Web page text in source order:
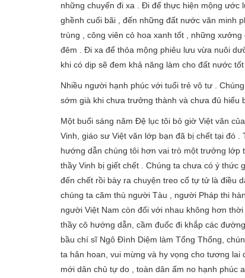
những chuyến đi xa . Đi để thực hiện mộng
ghềnh cuối bãi , đến những đất nước văn minh
trùng , công viên cỏ hoa xanh tốt , những
đêm . Đi xa để thỏa mộng phiêu lưu vừa nuôi
khi có dịp sẽ đem khả năng làm cho đất nước
Nhiều người hạnh phúc với tuổi trẻ vô tư .
sớm già khi chưa trưởng thành và chưa đủ hiểu
Một buổi sáng năm Đệ lục tôi bỏ giờ Việt văn
Vinh, giáo sư Việt văn lớp bạn đã bị chết tại đó
hướng dẫn chúng tôi hơn vai trò một trưởng lớp
thầy Vinh bị giết chết . Chúng ta chưa có ý thức
đến chết rồi bày ra chuyện treo cổ tự tử là điều
chúng ta căm thù người Tàu , người Pháp thi
người Việt Nam còn đối với nhau không hơn
thầy cô hướng dẫn, cầm đuốc đi khắp các
bầu chí sĩ Ngô Đình Diệm làm Tổng Thống,
ta hân hoan, vui mừng và hy vọng cho tương
mới dân chủ tự do , toàn dân ấm no hạnh phúc